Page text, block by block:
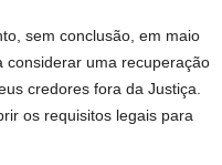
sem conclusão, em maio
considerar uma recuperação
credores fora da Justiça.
os requisitos legais para